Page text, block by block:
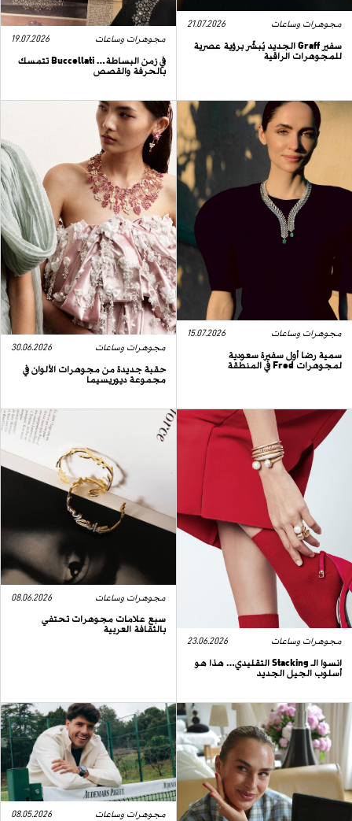
مجوهرات وساعات 21.07.2026
سفير Graff الجديد يُبشّر برؤية عصرية
للمجوهرات الراقية
مجوهرات وساعات 19.07.2026
في زمن البساطة… Buccellati تتمسك
بالحرفة والقصص
مجوهرات وساعات 15.07.2026
سمية رضا أول سفيرة سعودية
لمجوهرات Fred في المنطقة
مجوهرات وساعات 30.06.2026
حقبة جديدة من مجوهرات الألوان في
مجموعة ديوريسيما
مجوهرات وساعات 23.06.2026
انسوا الـ Stacking التقليدي… هذا هو
أسلوب الجيل الجديد
مجوهرات وساعات 08.06.2026
سبع علامات مجوهرات تحتفي
بالثقافة العربية
مجوهرات وساعات 08.05.2026